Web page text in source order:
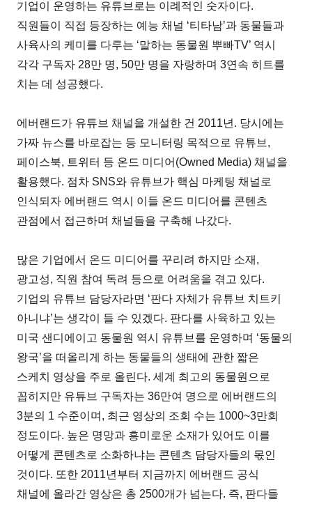
기업이 운영하는 유튜브로는 이례적인 숫자이다.
직원들이 직접 등장하는 예능 채널 ‘티타남’과 동물들과
사육사의 케미를 다루는 ‘말하는 동물원 뿌빠TV’ 역시
각각 구독자 28만 명, 50만 명을 자랑하며 3연속 히트를
치는 데 성공했다.
에버랜드가 유튜브 채널을 개설한 건 2011년. 당시에는
가짜 뉴스를 바로잡는 등 모니터링 목적으로 유튜브,
페이스북, 트위터 등 온드 미디어(Owned Media) 채널을
활용했다. 점차 SNS와 유튜브가 핵심 마케팅 채널로
인식되자 에버랜드 역시 이들 온드 미디어를 콘텐츠
관점에서 접근하며 채널들을 구축해 나갔다.
많은 기업에서 온드 미디어를 꾸리려 하지만 소재,
광고성, 직원 참여 독려 등으로 어려움을 겪고 있다.
기업의 유튜브 담당자라면 ‘판다 자체가 유튜브 치트키
아니냐’는 생각이 들 수 있겠다. 판다를 사육하고 있는
미국 샌디에이고 동물원 역시 유튜브를 운영하며 ‘동물의
왕국’을 떠올리게 하는 동물들의 생태에 관한 짧은
스케치 영상을 주로 올린다. 세계 최고의 동물원으로
꼽히지만 유튜브 구독자는 36만여 명으로 에버랜드의
3분의 1 수준이며, 최근 영상의 조회 수는 1000~3만회
정도이다. 높은 명망과 흥미로운 소재가 있어도 이를
어떻게 콘텐츠로 소화하냐는 콘텐츠 담당자들의 몫인
것이다. 또한 2011년부터 지금까지 에버랜드 공식
채널에 올라간 영상은 총 2500개가 넘는다. 즉, 판다들